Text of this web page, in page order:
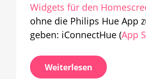
Widgets für den
ohne die Philips Hue App
geben: iConnectHue (App
Weiterlesen